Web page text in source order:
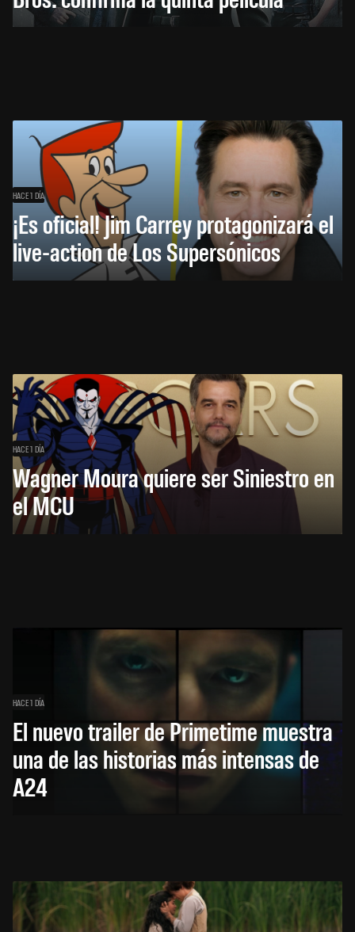
HACE 1 DÍA
¡Es oficial! Jim Carrey protagonizará el
live-action de Los Supersónicos
HACE 1 DÍA
Wagner Moura quiere ser Siniestro en
el MCU
HACE 1 DÍA
El nuevo trailer de Primetime muestra
una de las historias más intensas de
A24